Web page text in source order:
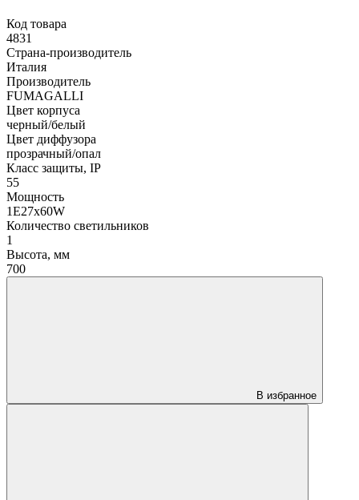
Код товара
4831
Страна-производитель
Италия
Производитель
FUMAGALLI
Цвет корпуса
черный/белый
Цвет диффузора
прозрачный/опал
Класс защиты, IP
55
Мощность
1Е27х60W
Количество светильников
1
Высота, мм
700
В избранное